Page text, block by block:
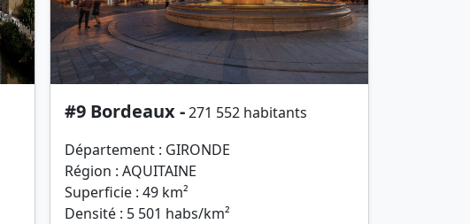
#9 Bordeaux -271 552 habitants
Département : GIRONDE
Région : AQUITAINE
Superficie : 49 km²
Densité : 5 501 habs/km²